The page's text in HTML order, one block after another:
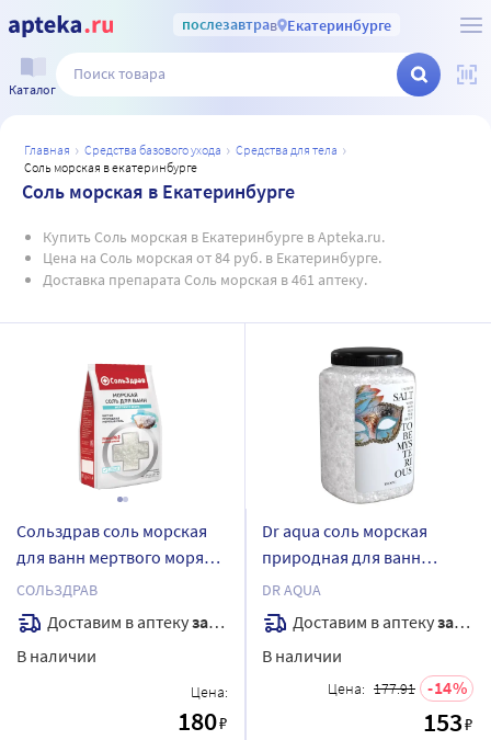
послезавтрав Екатеринбурге
Каталог
главная средства базового ухода
средства для тела
соль морская в екатеринбурге
Соль морская в Екатеринбурге
Купить Соль морская в Екатеринбурге в Apteka.ru.
Цена на Соль морская от 84 руб. в Екатеринбурге.
Доставка препарата Соль морская в 461 аптеку.
Сольздрав соль морская
для ванн мертвого моря
800 гр
СОЛЬЗДРАВ
Доставим в аптекузавтра
В наличии
Цена:
180₽
Dr aqua соль морская
природная для ванн
райское наслаждение 700
гр
DR AQUA
Доставим в аптекузавтра
В наличии
Цена: 177.91 14
153₽